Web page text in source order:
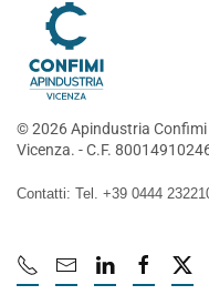
©2026Apindustria Confimi
Vicenza. - C.F.
Contatti: Tel. +39 0444